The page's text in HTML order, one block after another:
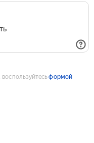
формой